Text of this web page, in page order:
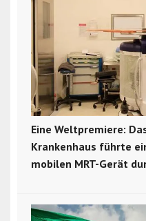
Eine Weltpremiere:
Krankenhaus führte
mobilen MRT-Gerät